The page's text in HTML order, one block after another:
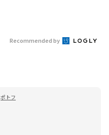
Recommended by
ポトフ